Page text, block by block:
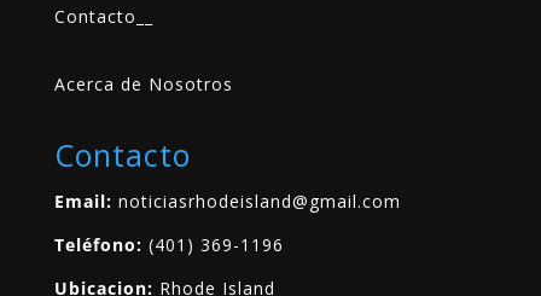
Contacto
Acerca de Nosotros
Contacto
Email: noticiasrhodeisland@gmail.com
Teléfono: (401) 369-1196
Ubicacion: Rhode Island